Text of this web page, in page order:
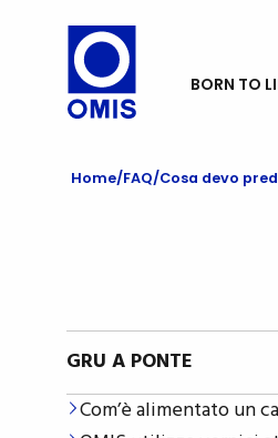
BORN TO
Home FAQ Cosa devo
GRU A PONTE
Com’è alimentato un